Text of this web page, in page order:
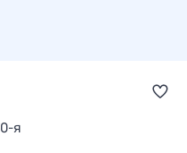
я